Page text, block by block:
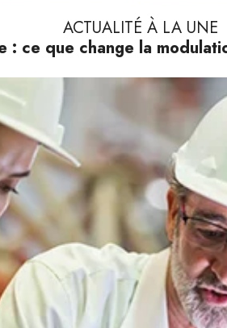
ACTUALITÉ À LA UNE
: ce que change la